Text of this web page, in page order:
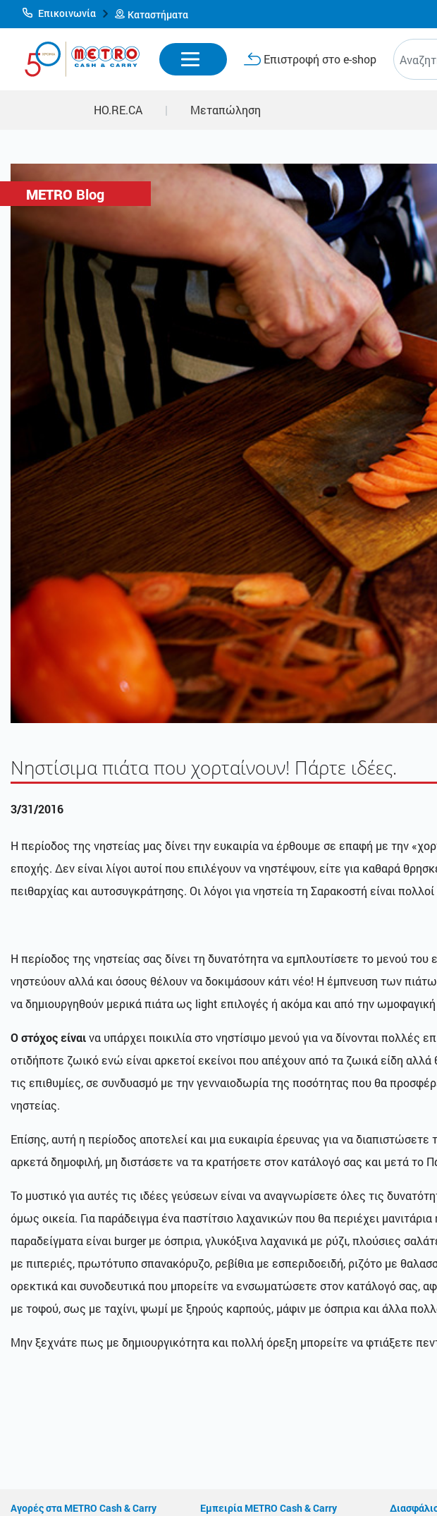
Επικοινωνία Καταστήματα
Επιστροφή στο e-shop
HO.RE.CA | Μεταπώληση
METRO Blog
Νηστίσιμα πιάτα που χορταίνουν! Πάρτε ιδέες.
3/31/2016
Η περίοδος της νηστείας μας δίνει την ευκαιρία να έρθουμε σε επαφή με την
εποχής. Δεν είναι λίγοι αυτοί που επιλέγουν να νηστέψουν, είτε για καθαρά
πειθαρχίας και αυτοσυγκράτησης. Οι λόγοι για νηστεία τη Σαρακοστή είναι
Η περίοδος της νηστείας σας δίνει τη δυνατότητα να εμπλουτίσετε το μενού του
νηστεύουν αλλά και όσους θέλουν να δοκιμάσουν κάτι νέο! Η έμπνευση των
να δημιουργηθούν μερικά πιάτα ως light επιλογές ή ακόμα και από την
Ο στόχος είναινα υπάρχει ποικιλία στο νηστίσιμο μενού για να δίνονται
οτιδήποτε ζωικό ενώ είναι αρκετοί εκείνοι που απέχουν από τα ζωικά είδη
τις επιθυμίες, σε συνδυασμό με την γενναιοδωρία της ποσότητας που θα
νηστείας.
Επίσης, αυτή η περίοδος αποτελεί και μια ευκαιρία έρευνας για να
αρκετά δημοφιλή, μη διστάσετε να τα κρατήσετε στον κατάλογό σας και μετά το
Το μυστικό για αυτές τις ιδέες γεύσεων είναι να αναγνωρίσετε όλες τις
όμως οικεία. Για παράδειγμα ένα παστίτσιο λαχανικών που θα περιέχει
παραδείγματα είναι burger με όσπρια, γλυκόξινα λαχανικά με ρύζι, πλούσιες
με πιπεριές, πρωτότυπο σπανακόρυζο, ρεβίθια με εσπεριδοειδή, ριζότο με
ορεκτικά και συνοδευτικά που μπορείτε να ενσωματώσετε στον κατάλογό σας,
με τοφού, σως με ταχίνι, ψωμί με ξηρούς καρπούς, μάφιν με όσπρια και άλλα
Μην ξεχνάτε πως με δημιουργικότητα και πολλή όρεξη μπορείτε να φτιάξετε
Αγορές στα METRO Cash & Carry
Εμπειρία METRO Cash & Carry